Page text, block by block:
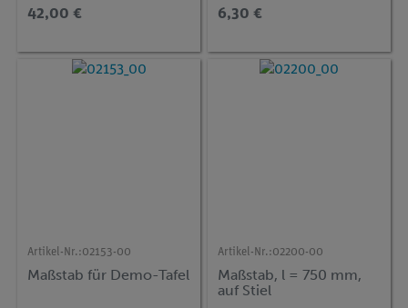
42,00 € 6,30 €
Artikel-Nr.:02153-00
Maßstab für Demo-Tafel
Artikel-Nr.:02200-00
Maßstab, l = 750 mm,
auf Stiel